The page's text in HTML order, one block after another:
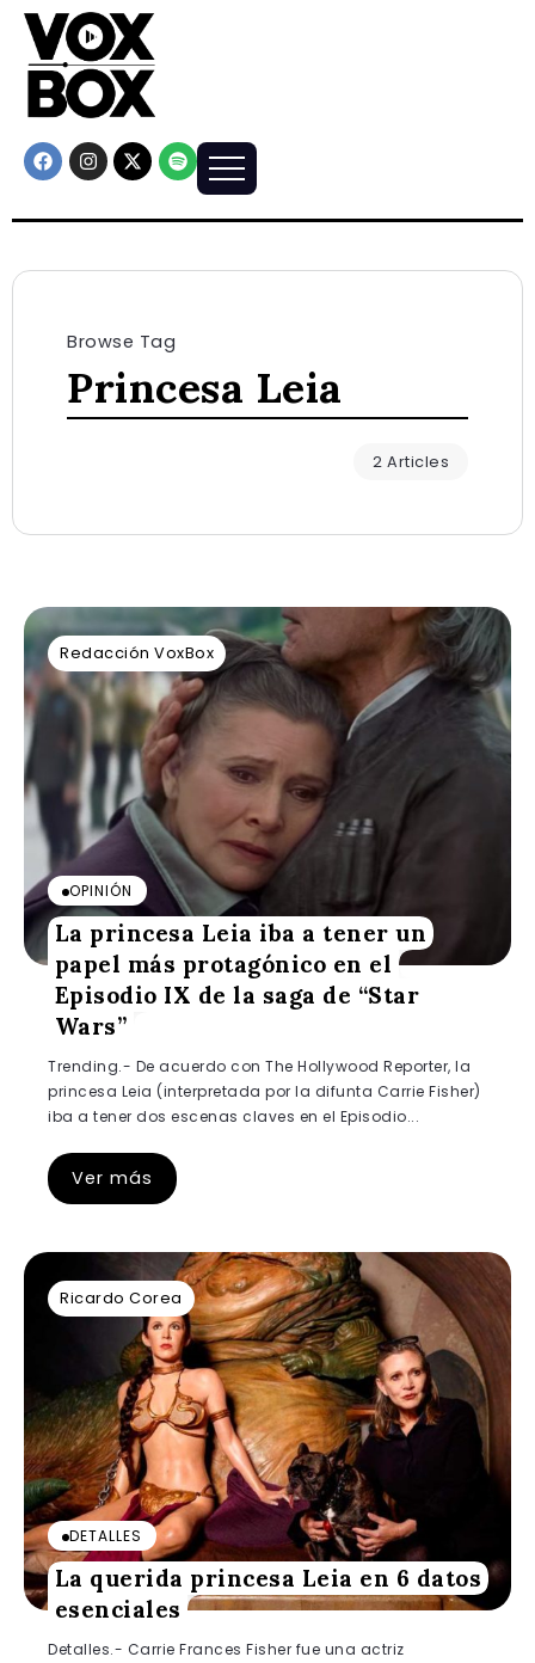
Browse Tag
Princesa Leia
2 Articles
Redacción VoxBox
OPINIÓN
La princesa Leia iba a tener un
papel más protagónico en el
Episodio IX de la saga de “Star
Wars”
Trending.- De acuerdo con The Hollywood Reporter, la
princesa Leia (interpretada por la difunta Carrie Fisher)
iba a tener dos escenas claves en el Episodio...
Ver más
Ricardo Corea
DETALLES
La querida princesa Leia en 6 datos
esenciales
Detalles.- Carrie Frances Fisher fue una actriz